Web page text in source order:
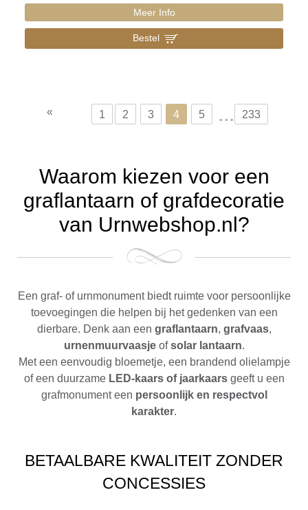
Meer Info
Bestel ]
« 1 2 3 4 5 ... 233
Waarom kiezen voor een
graflantaarn of grafdecoratie
van Urnwebshop.nl?
Een graf- of urnmonument biedt ruimte voor persoonlijke
toevoegingen die helpen bij het gedenken van een
dierbare. Denk aan een graflantaarn, grafvaas,
urnenmuurvaasjeofsolar lantaarn.
Met een eenvoudig bloemetje, een brandend olielampje
of een duurzame LED-kaars of jaarkaarsgeeft u een
grafmonument een persoonlijk en respectvol
karakter.
BETAALBARE KWALITEIT ZONDER
CONCESSIES